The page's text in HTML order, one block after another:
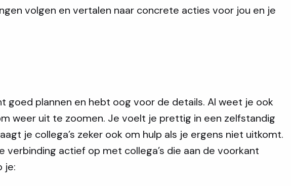
volgen en vertalen naar concrete acties voor jou en je
goed plannen en hebt oog voor de details. Al weet je ook
weer uit te zoomen. Je voelt je prettig in een zelfstandig
je collega’s zeker ook om hulp als je ergens niet uitkomt.
verbinding actief op met collega’s die aan de voorkant
je: